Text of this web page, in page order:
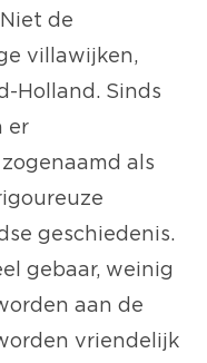
de
villawijken,
Holland. Sinds
er
als
geschiedenis.
gebaar, weinig
aan de
vriendelijk